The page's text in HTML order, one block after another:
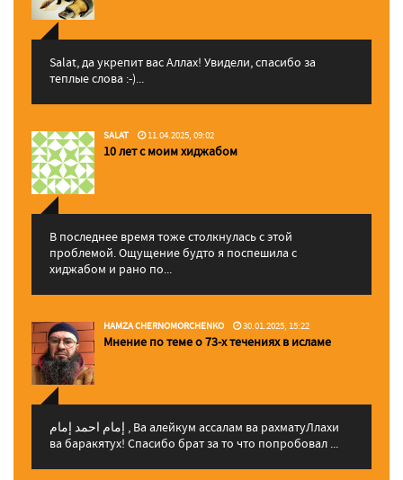
Salat, да укрепит вас Аллаx! Увидели, спасибо за
теплые слова :-)...
SALAT 11.04.2025, 09:02
10 лет с моим хиджабом
В последнее время тоже столкнулась с этой
проблемой. Ощущение будто я поспешила с
хиджабом и рано по...
HAMZA CHERNOMORCHENKO 30.01.2025, 15:22
Мнение по теме о 73-х течениях в исламе
إمام احمد إمام , Ва алейкум ассалам ва рахматуЛлахи
ва баракятух! Спасибо брат за то что попробовал ...